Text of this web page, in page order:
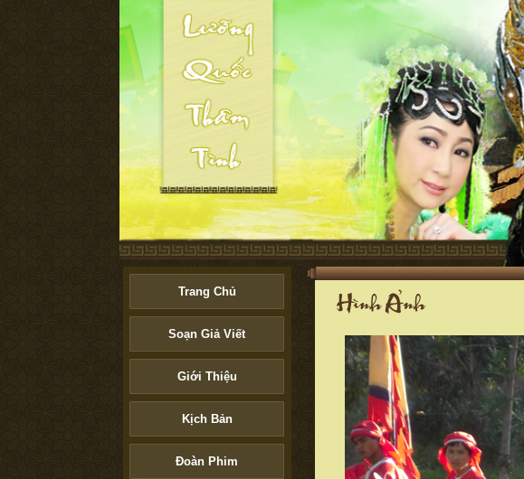
Trang Chủ
Soạn Giả Viết
Giới Thiệu
Kịch Bản
Đoàn Phim